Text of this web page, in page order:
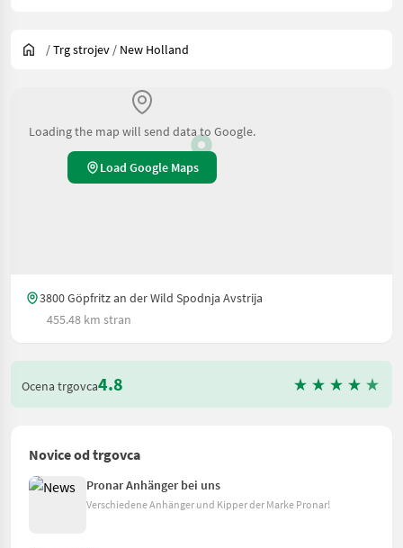
/Trg strojev / New Holland
Loading the map will send data to Google.
Load Google Maps
3800 Göpfritz an der Wild Spodnja Avstrija
455.48 km stran
Ocena trgovca4.8
Novice od trgovca
Pronar Anhänger bei uns
Verschiedene Anhänger und Kipper der Marke Pronar!